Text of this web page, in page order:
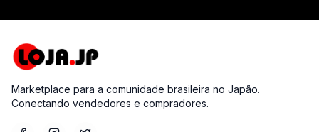
Marketplace para a comunidade brasileira no Japão.
Conectando vendedores e compradores.